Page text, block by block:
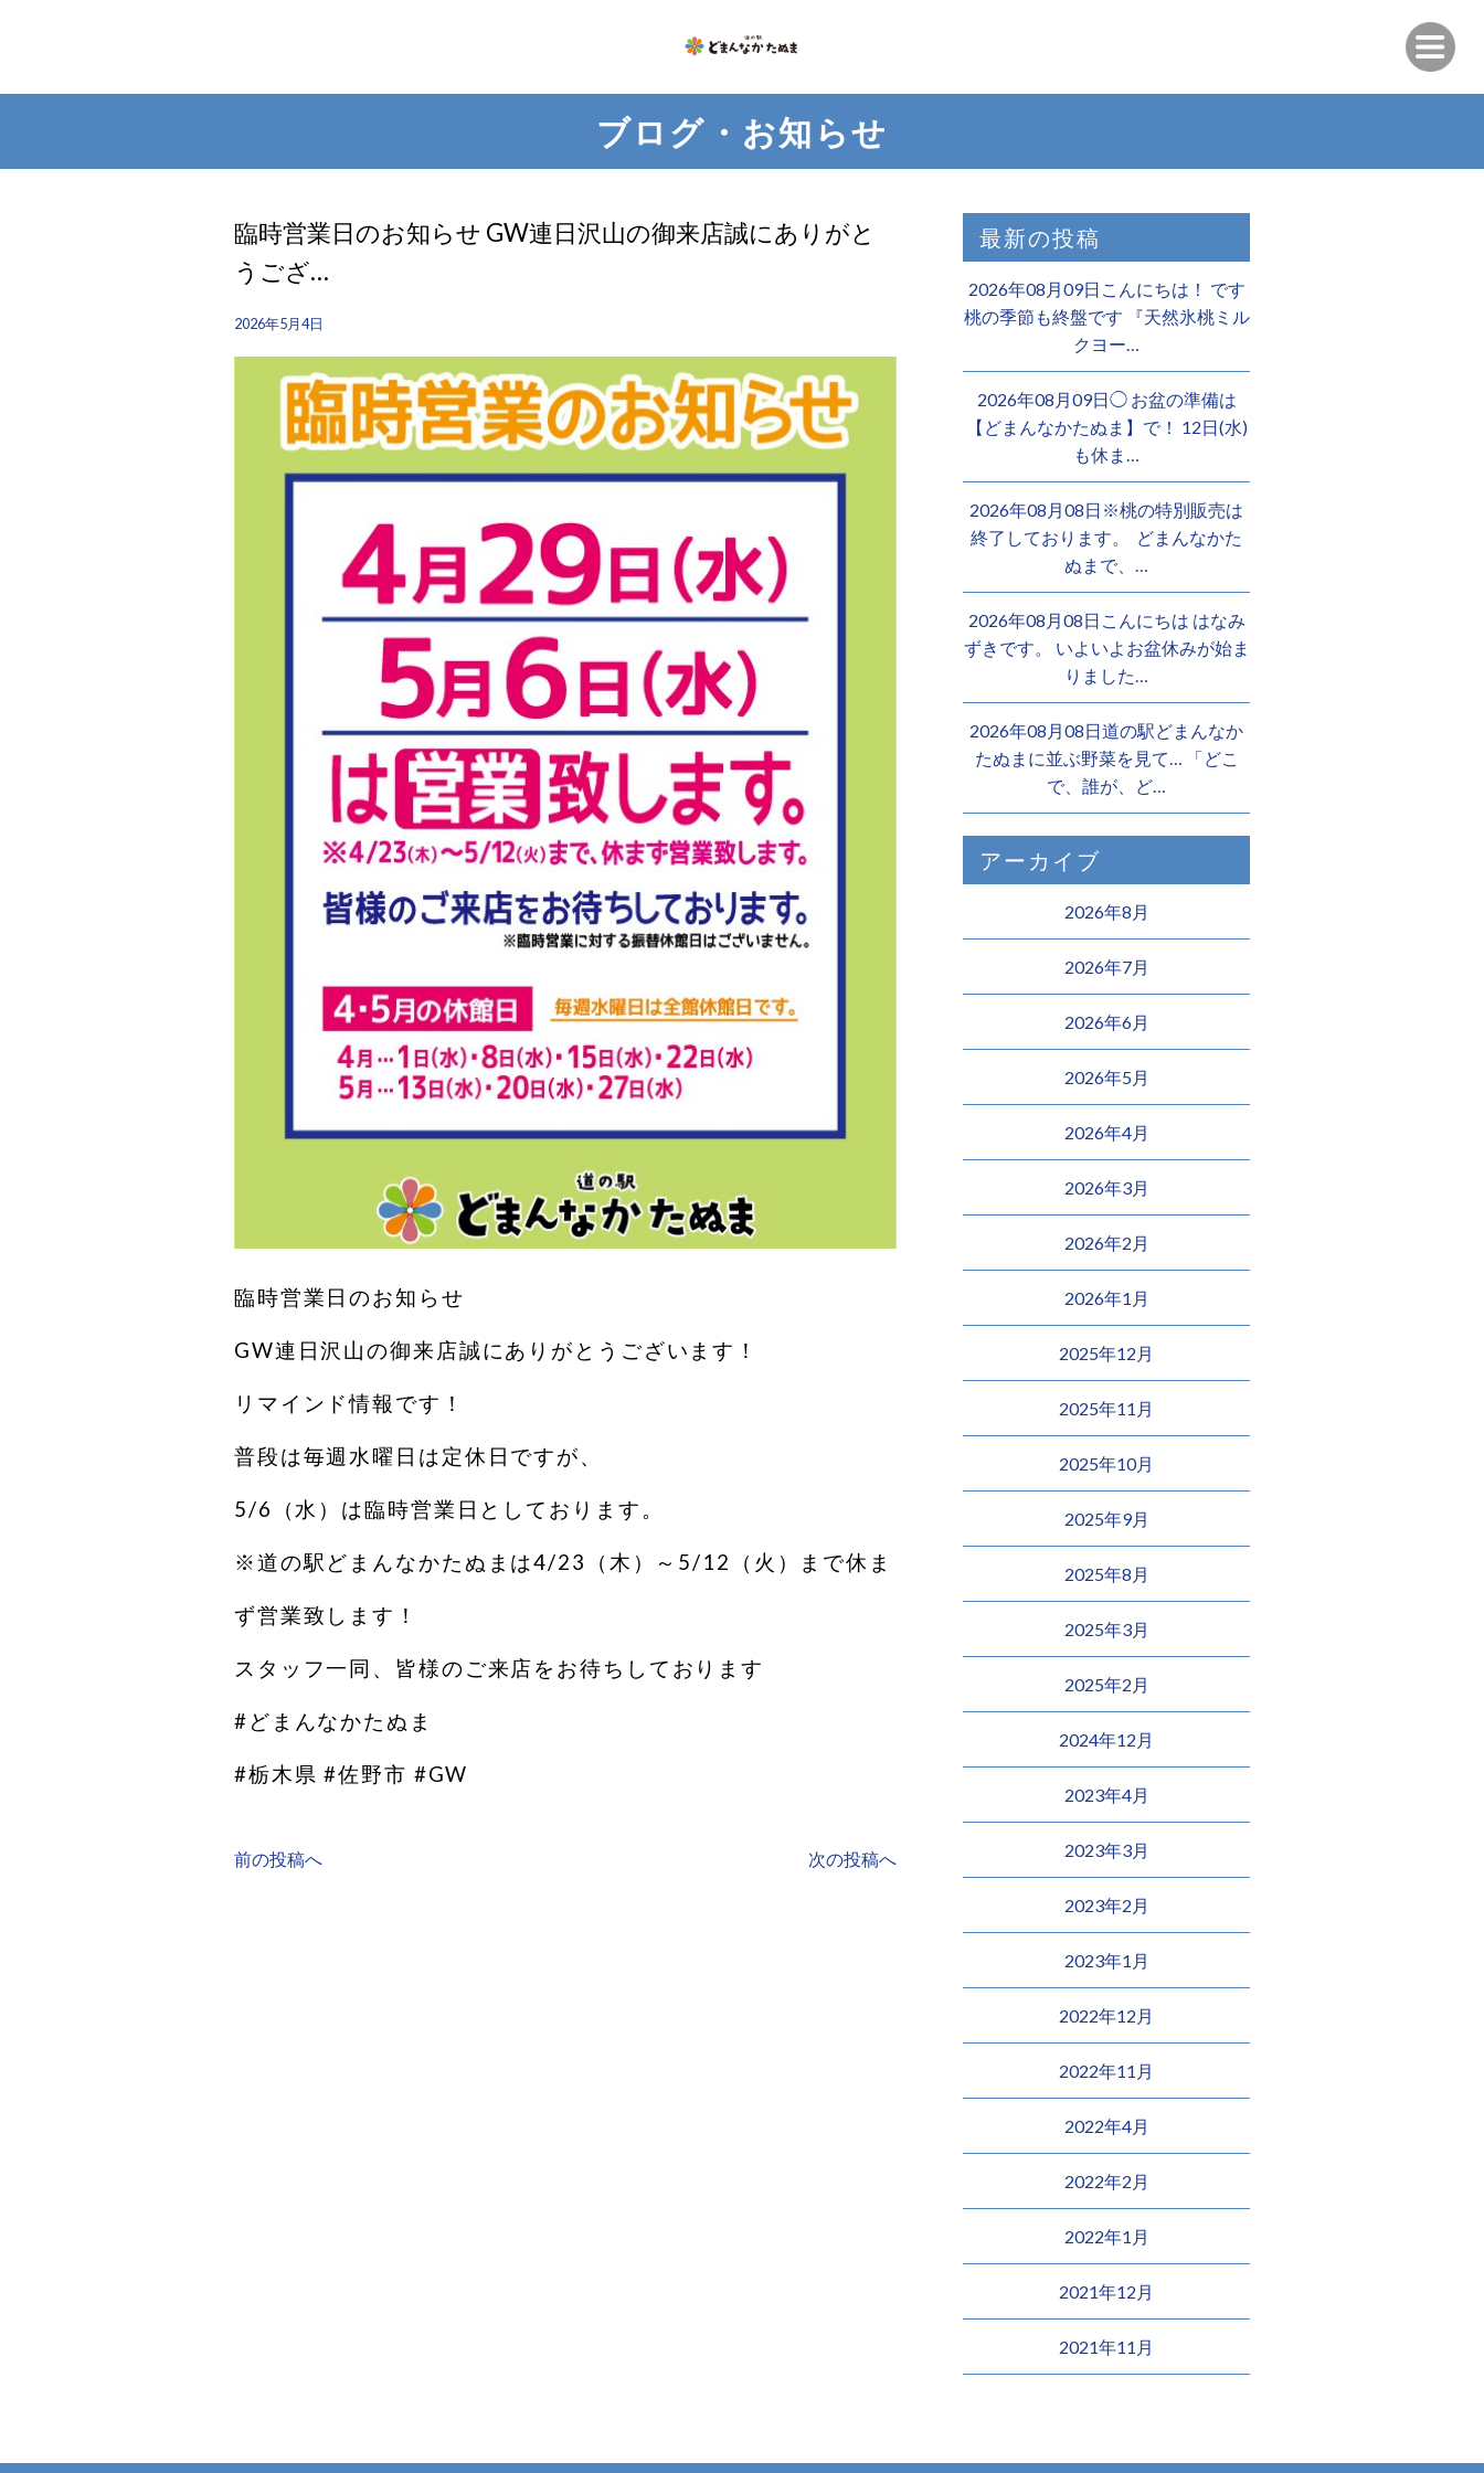
ブログ・お知らせ
臨時営業日のお知らせ GW連日沢山の御来店誠にありがと
うござ…
2026年5月4日
臨時営業日のお知らせ
GW連日沢山の御来店誠にありがとうございます！
リマインド情報です！
普段は毎週水曜日は定休日ですが、
5/6（水）は臨時営業日としております。
※道の駅どまんなかたぬまは4/23（木）～5/12（火）まで休ま
ず営業致します！
スタッフ一同、皆様のご来店をお待ちしております
#どまんなかたぬま
#栃木県 #佐野市 #GW
前の投稿へ 次の投稿へ
最新の投稿
2026年08月09日こんにちは！ です
桃の季節も終盤です 『天然氷桃ミル
クヨー…
2026年08月09日◯ お盆の準備は
【どまんなかたぬま】で！ 12日(水)
も休ま…
2026年08月08日※桃の特別販売は
終了しております。 ️ どまんなかた
ぬまで、…
2026年08月08日こんにちは はなみ
ずきです。 いよいよお盆休みが始ま
りました…
2026年08月08日道の駅どまんなか
たぬまに並ぶ野菜を見て… 「どこ
で、誰が、ど…
アーカイブ
2026年8月
2026年7月
2026年6月
2026年5月
2026年4月
2026年3月
2026年2月
2026年1月
2025年12月
2025年11月
2025年10月
2025年9月
2025年8月
2025年3月
2025年2月
2024年12月
2023年4月
2023年3月
2023年2月
2023年1月
2022年12月
2022年11月
2022年4月
2022年2月
2022年1月
2021年12月
2021年11月